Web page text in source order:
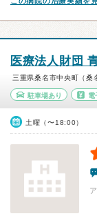
医療法人財団
三重県桑名市中央町（桑
駐車場あり 電
土曜（〜18:00）